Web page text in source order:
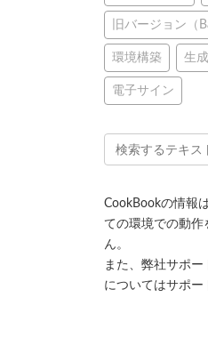
旧バージョン（
環境構築 生
電子サイン
CookBookの情報
ての環境での動
ん。
また、弊社サポ
についてはサポー